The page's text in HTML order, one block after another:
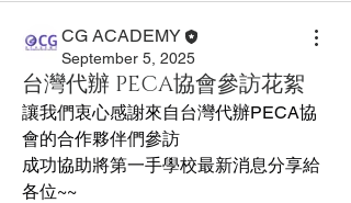
CG ACADEMY
September 5, 2025
台灣代辦 PECA協會參訪花絮
讓我們衷心感謝來自台灣代辦PECA協
會的合作夥伴們參訪
成功協助將第一手學校最新消息分享給
各位~~